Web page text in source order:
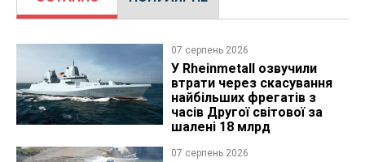
07 серпень 2026
У Rheinmetall озвучили
втрати через скасування
найбільших фрегатів з
часів Другої світової за
шалені 18 млрд
07 серпень 2026